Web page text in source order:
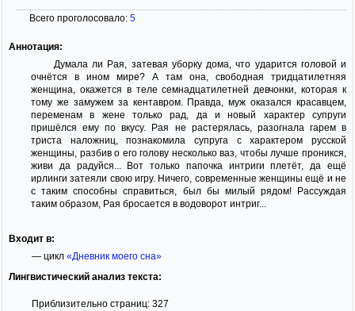
Всего проголосовало: 5
Аннотация:
Думала ли Рая, затевая уборку дома, что ударится головой и
очнётся в ином мире? А там она, свободная тридцатилетняя
женщина, окажется в теле семнадцатилетней девчонки, которая к
тому же замужем за кентавром. Правда, муж оказался красавцем,
переменам в жене только рад, да и новый характер супруги
пришёлся ему по вкусу. Рая не растерялась, разогнала гарем в
триста наложниц, познакомила супруга с характером русской
женщины, разбив о его голову несколько ваз, чтобы лучше проникся,
живи да радуйся... Вот только папочка интриги плетёт, да ещё
ирлинги затеяли свою игру. Ничего, современные женщины ещё и не
с таким способны справиться, был бы милый рядом! Рассуждая
таким образом, Рая бросается в водоворот интриг...
Входит в:
— цикл «Дневник моего сна»
Лингвистический анализ текста:
Приблизительно страниц: 327